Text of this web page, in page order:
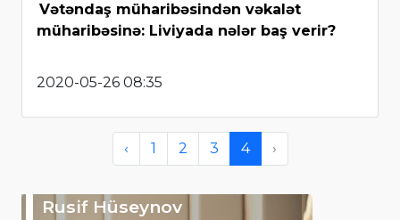
Vətəndaş müharibəsindən vəkalət
müharibəsinə: Liviyada nələr baş verir?
2020-05-26 08:35
‹ 1 2 3 4 ›
Rusif Hüseynov